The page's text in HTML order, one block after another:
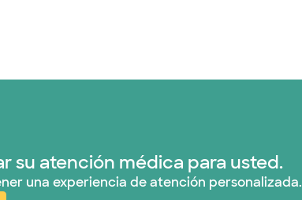
su atención médica para usted.
una experiencia de atención personalizada.